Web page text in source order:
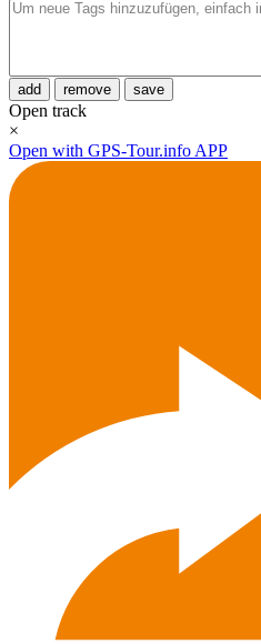
add remove save
Open track
×
Open with GPS-Tour.info APP